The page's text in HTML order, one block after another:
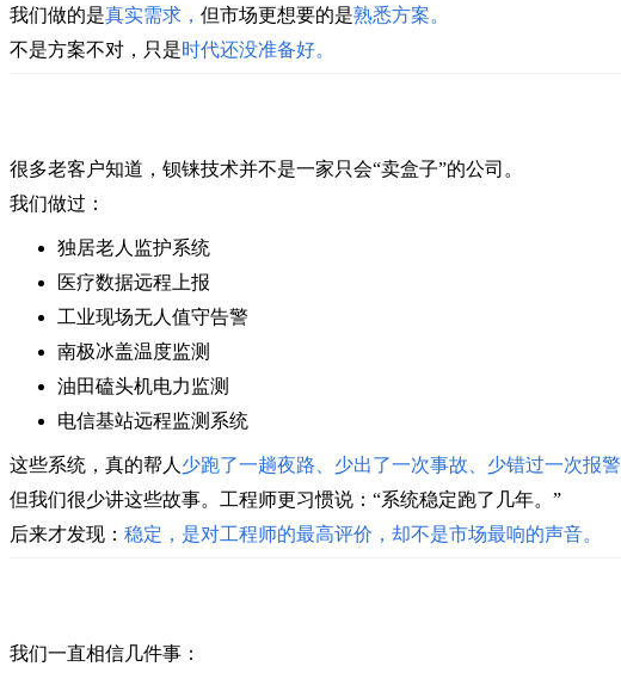
我们做的是真实需求 ， 但市场更想要的是熟悉方案。
不是方案不对， 只是时代还没准备好。
很多老客户知道， 钡铼技术并不是一家只会“卖盒子”的公司。
我们做过：
独居老人监护系统
医疗数据远程上报
工业现场无人值守告警
南极冰盖温度监测
油田磕头机电力监测
电信基站远程监测系统
这些系统， 真的帮人 少跑了一趟夜路、少出了一次事故、少错过一次报警
但我们很少讲这些故事。 工程师更习惯说：“系统稳定跑了几年。”
后来才发现： 稳定，是对工程师的最高评价，却不是市场最响的声音。
我们一直相信几件事：